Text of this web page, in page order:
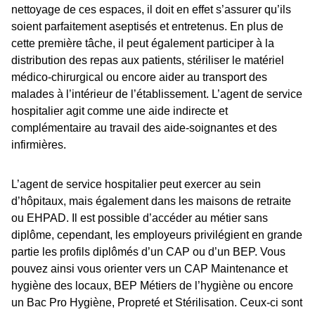
nettoyage de ces espaces, il doit en effet s’assurer qu’ils
soient parfaitement aseptisés et entretenus. En plus de
cette première tâche, il peut également participer à la
distribution des repas aux patients, stériliser le matériel
médico-chirurgical ou encore aider au transport des
malades à l’intérieur de l’établissement. L’agent de service
hospitalier agit comme une aide indirecte et
complémentaire au travail des aide-soignantes et des
infirmières.
L’agent de service hospitalier peut exercer au sein
d’hôpitaux, mais également dans les maisons de retraite
ou EHPAD. Il est possible d’accéder au métier sans
diplôme, cependant, les employeurs privilégient en grande
partie les profils diplômés d’un CAP ou d’un BEP. Vous
pouvez ainsi vous orienter vers un CAP Maintenance et
hygiène des locaux, BEP Métiers de l’hygiène ou encore
un Bac Pro Hygiène, Propreté et Stérilisation. Ceux-ci sont